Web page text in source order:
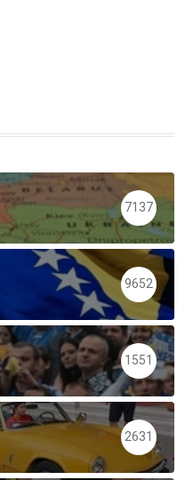
7137
9652
1551
2631